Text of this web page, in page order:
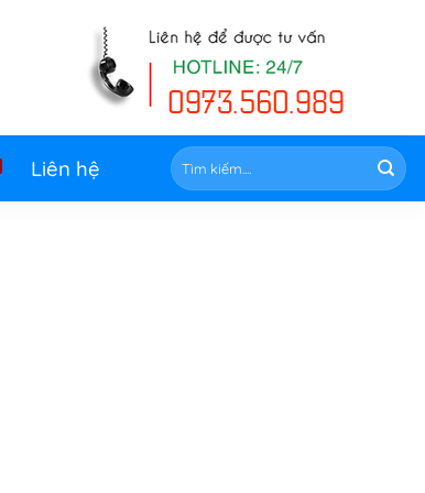
Liên hệ
Tìm
kiếm: